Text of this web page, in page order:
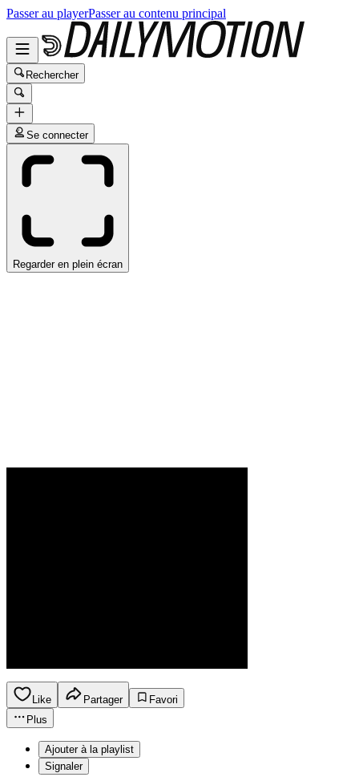
Passer au playerPasser au contenu principal
Rechercher
Se connecter
Regarder en plein écran
Like Partager
Favori
Plus
Ajouter à la playlist
Signaler